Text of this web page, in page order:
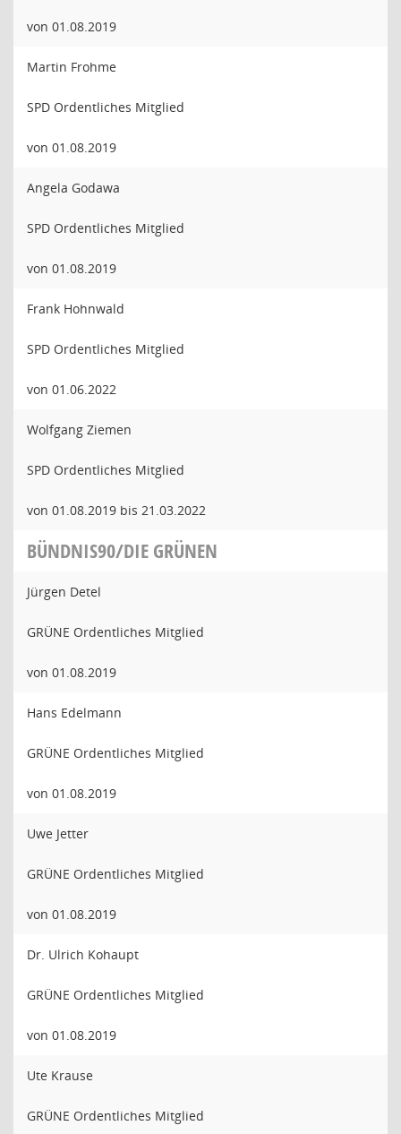
von 01.08.2019
Martin Frohme
SPD Ordentliches Mitglied
von 01.08.2019
Angela Godawa
SPD Ordentliches Mitglied
von 01.08.2019
Frank Hohnwald
SPD Ordentliches Mitglied
von 01.06.2022
Wolfgang Ziemen
SPD Ordentliches Mitglied
von 01.08.2019 bis 21.03.2022
BÜNDNIS90/DIE GRÜNEN
Jürgen Detel
GRÜNE Ordentliches Mitglied
von 01.08.2019
Hans Edelmann
GRÜNE Ordentliches Mitglied
von 01.08.2019
Uwe Jetter
GRÜNE Ordentliches Mitglied
von 01.08.2019
Dr. Ulrich Kohaupt
GRÜNE Ordentliches Mitglied
von 01.08.2019
Ute Krause
GRÜNE Ordentliches Mitglied